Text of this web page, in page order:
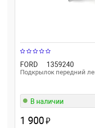
FORD 1359240
Подкрылок передний
В наличии
1 900₽